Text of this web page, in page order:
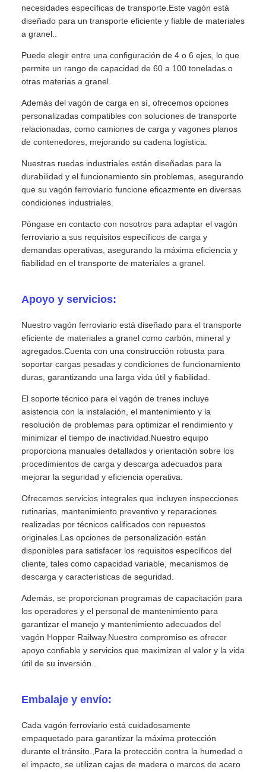
necesidades específicas de transporte.Este vagón está
diseñado para un transporte eficiente y fiable de materiales
a granel..
Puede elegir entre una configuración de 4 o 6 ejes, lo que
permite un rango de capacidad de 60 a 100 toneladas.o
otras materias a granel.
Además del vagón de carga en sí, ofrecemos opciones
personalizadas compatibles con soluciones de transporte
relacionadas, como camiones de carga y vagones planos
de contenedores, mejorando su cadena logística.
Nuestras ruedas industriales están diseñadas para la
durabilidad y el funcionamiento sin problemas, asegurando
que su vagón ferroviario funcione eficazmente en diversas
condiciones industriales.
Póngase en contacto con nosotros para adaptar el vagón
ferroviario a sus requisitos específicos de carga y
demandas operativas, asegurando la máxima eficiencia y
fiabilidad en el transporte de materiales a granel.
Apoyo y servicios:
Nuestro vagón ferroviario está diseñado para el transporte
eficiente de materiales a granel como carbón, mineral y
agregados.Cuenta con una construcción robusta para
soportar cargas pesadas y condiciones de funcionamiento
duras, garantizando una larga vida útil y fiabilidad.
El soporte técnico para el vagón de trenes incluye
asistencia con la instalación, el mantenimiento y la
resolución de problemas para optimizar el rendimiento y
minimizar el tiempo de inactividad.Nuestro equipo
proporciona manuales detallados y orientación sobre los
procedimientos de carga y descarga adecuados para
mejorar la seguridad y eficiencia operativa.
Ofrecemos servicios integrales que incluyen inspecciones
rutinarias, mantenimiento preventivo y reparaciones
realizadas por técnicos calificados con repuestos
originales.Las opciones de personalización están
disponibles para satisfacer los requisitos específicos del
cliente, tales como capacidad variable, mecanismos de
descarga y características de seguridad.
Además, se proporcionan programas de capacitación para
los operadores y el personal de mantenimiento para
garantizar el manejo y mantenimiento adecuados del
vagón Hopper Railway.Nuestro compromiso es ofrecer
apoyo confiable y servicios que maximizen el valor y la vida
útil de su inversión..
Embalaje y envío:
Cada vagón ferroviario está cuidadosamente
empaquetado para garantizar la máxima protección
durante el tránsito.,Para la protección contra la humedad o
el impacto, se utilizan cajas de madera o marcos de acero